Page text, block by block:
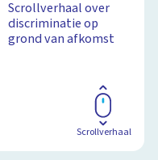
Scrollverhaal over
discriminatie op
grond van afkomst
Scrollverhaal